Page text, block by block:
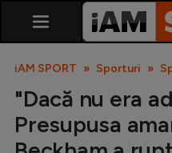
iAM SPORT Sporturi
"Dacă nu era
Presupusa